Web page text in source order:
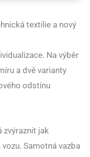
textilie a nový
Na výběr
a dvě varianty
odstínu
zvýraznit jak
Samotná vazba